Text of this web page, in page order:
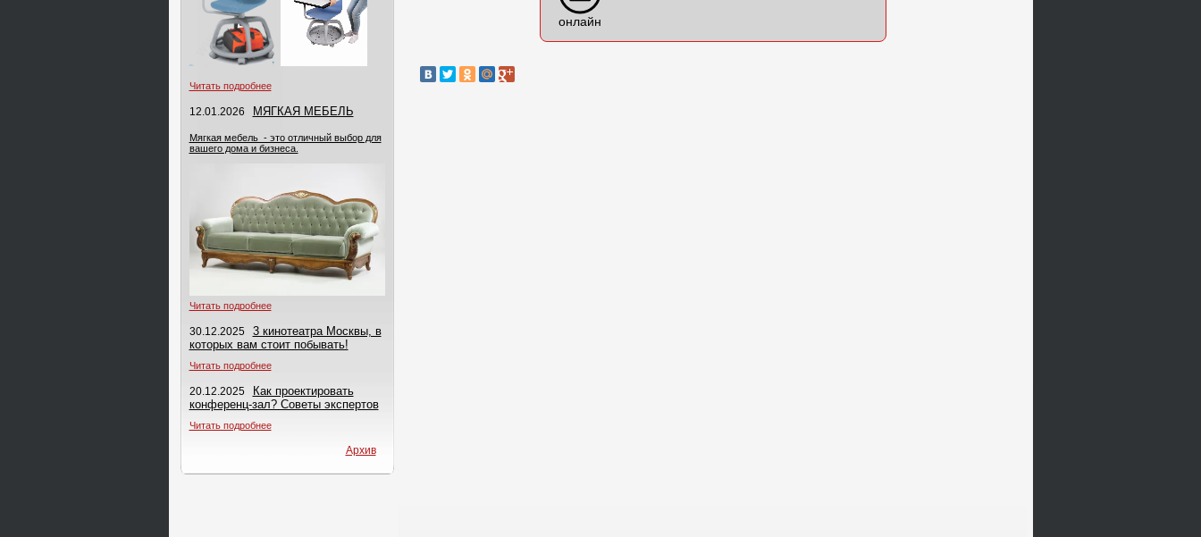
Читать подробнее
12.01.2026 МЯГКАЯ МЕБЕЛЬ
Мягкая мебель - это отличный выбор для
вашего дома и бизнеса.
Читать подробнее
30.12.2025
3 кинотеатра Москвы, в
которых вам стоит побывать!
Читать подробнее
20.12.2025
Как проектировать
конференц-зал? Советы экспертов
Читать подробнее
Архив
онлайн